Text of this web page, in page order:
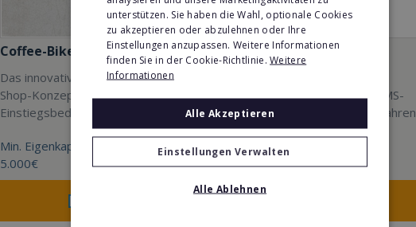
Coffee-Bike
Das innovative und mobile Coffee-
Shop-Konzept mit konkurrenzlosen
Einstiegsbedingungen.
Min. Eigenkapital:
5.000€
Körperformen EMS
medizinisch erprobtem EMS-
Equipment. Hier mehr erfahren
Min. Eigenkapital:
5.000€
unterstützen. Sie haben die Wahl, optionale Cookies
zu akzeptieren oder abzulehnen oder Ihre
Einstellungen anzupassen. Weitere Informationen
finden Sie in der Cookie-Richtlinie.Weitere
Informationen
Alle Akzeptieren
Einstellungen Verwalten
Alle Ablehnen